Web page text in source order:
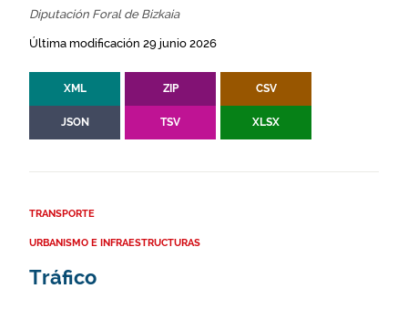
Diputación Foral de Bizkaia
Última modificación 29 junio 2026
XML ZIP CSV
JSON TSV XLSX
TRANSPORTE
URBANISMO E INFRAESTRUCTURAS
Tráfico